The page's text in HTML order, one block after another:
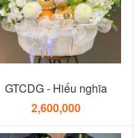
GTCDG - Hiếu nghĩa
2,600,000